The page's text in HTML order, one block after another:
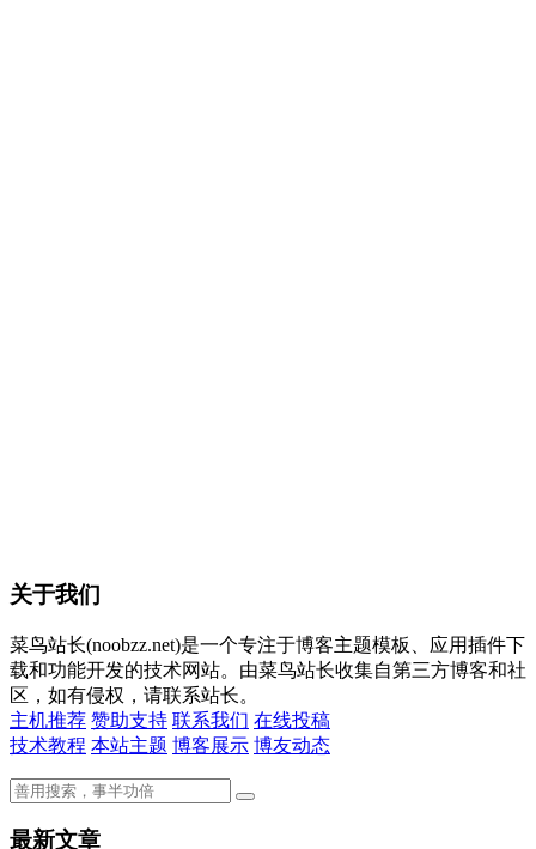
关于我们
菜鸟站长(noobzz.net)是一个专注于博客主题模板、应用插件下
载和功能开发的技术网站。由菜鸟站长收集自第三方博客和社
区，如有侵权，请联系站长。
主机推荐 赞助支持 联系我们 在线投稿
技术教程 本站主题 博客展示 博友动态
最新文章